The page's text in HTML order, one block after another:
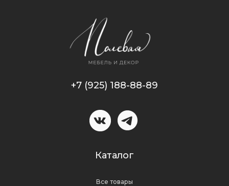
+7 (925) 188-88-89
Все товары
Каталог